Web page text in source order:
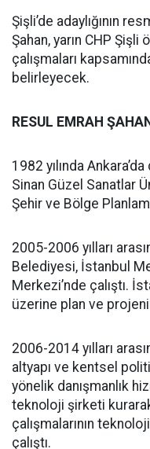
Şişli’de adaylığının
Şahan, yarın CHP
çalışmaları
belirleyecek.
RESUL EMRAH
1982 yılında
Sinan Güzel Sanatlar
Şehir ve Bölge
2005-2006 yılları
Belediyesi, İstanbul
Merkezi’nde çalıştı.
üzerine plan ve
2006-2014 yılları
altyapı ve kentsel
yönelik danışmanlık
teknoloji şirketi
çalışmalarının
çalıştı.